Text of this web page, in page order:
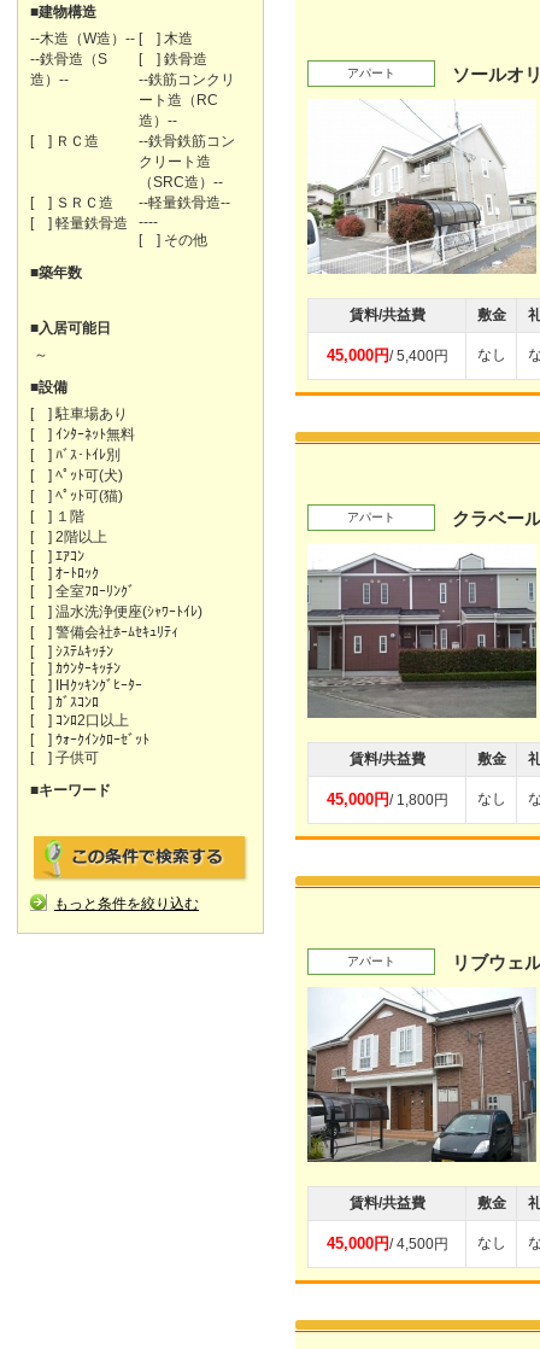
■建物構造
--木造（W造）-- [ ] 木造
--鉄骨造（S
造）--
[ ] 鉄骨造
--鉄筋コンクリ
ート造（RC
造）--
[ ] ＲＣ造
--鉄骨鉄筋コン
クリート造
（SRC造）--
[ ] ＳＲＣ造
--軽量鉄骨造--
[ ] 軽量鉄骨造
----
[ ] その他
■築年数
■入居可能日
～
■設備
[ ] 駐車場あり
[ ] ｲﾝﾀｰﾈｯﾄ無料
[ ] ﾊﾞｽ･ﾄｲﾚ別
[ ] ﾍﾟｯﾄ可(犬)
[ ] ﾍﾟｯﾄ可(猫)
[ ] １階
[ ] 2階以上
[ ] ｴｱｺﾝ
[ ] ｵｰﾄﾛｯｸ
[ ] 全室ﾌﾛｰﾘﾝｸﾞ
[ ] 温水洗浄便座(ｼｬﾜｰﾄｲﾚ)
[ ] 警備会社ﾎｰﾑｾｷｭﾘﾃｨ
[ ] ｼｽﾃﾑｷｯﾁﾝ
[ ] ｶｳﾝﾀｰｷｯﾁﾝ
[ ] IHｸｯｷﾝｸﾞﾋｰﾀｰ
[ ] ｶﾞｽｺﾝﾛ
[ ] ｺﾝﾛ2口以上
[ ] ｳｫｰｸｲﾝｸﾛｰｾﾞｯﾄ
[ ] 子供可
■キーワード
もっと条件を絞り込む
アパート ソールオ
賃料/共益費 敷金
45,000円/ 5,400円 なし
アパート クラベー
賃料/共益費 敷金
45,000円/ 1,800円 なし
アパート リブウェ
賃料/共益費 敷金
45,000円/ 4,500円 なし